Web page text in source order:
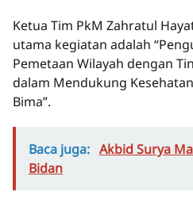
Ketua Tim PkM Zahratul
utama kegiatan adalah
Pemetaan Wilayah dengan
dalam Mendukung
Bima”.
Baca juga: Akbid Surya
Bidan